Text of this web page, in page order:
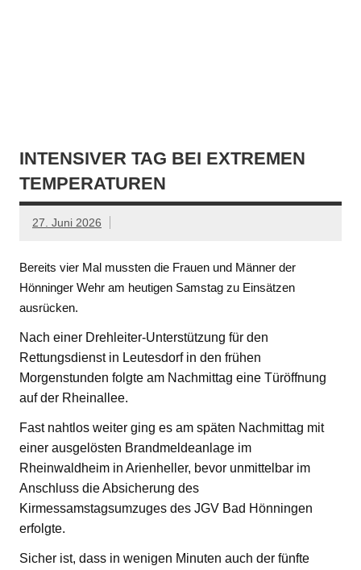
INTENSIVER TAG BEI EXTREMEN
TEMPERATUREN
27. Juni 2026
Bereits vier Mal mussten die Frauen und Männer der
Hönninger Wehr am heutigen Samstag zu Einsätzen
ausrücken.
Nach einer Drehleiter-Unterstützung für den
Rettungsdienst in Leutesdorf in den frühen
Morgenstunden folgte am Nachmittag eine Türöffnung
auf der Rheinallee.
Fast nahtlos weiter ging es am späten Nachmittag mit
einer ausgelösten Brandmeldeanlage im
Rheinwaldheim in Arienheller, bevor unmittelbar im
Anschluss die Absicherung des
Kirmessamstagsumzuges des JGV Bad Hönningen
erfolgte.
Sicher ist, dass in wenigen Minuten auch der fünfte